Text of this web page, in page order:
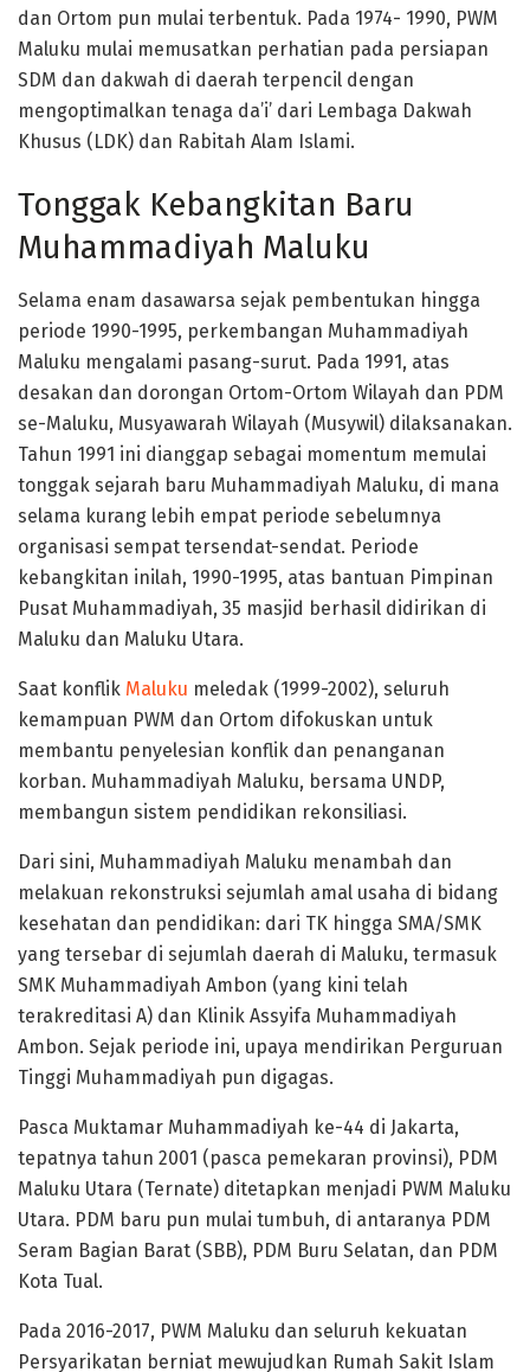
dan Ortom pun mulai terbentuk. Pada 1974- 1990, PWM
Maluku mulai memusatkan perhatian pada persiapan
SDM dan dakwah di daerah terpencil dengan
mengoptimalkan tenaga da’i’ dari Lembaga Dakwah
Khusus (LDK) dan Rabitah Alam Islami.
Tonggak Kebangkitan Baru
Muhammadiyah Maluku
Selama enam dasawarsa sejak pembentukan hingga
periode 1990-1995, perkembangan Muhammadiyah
Maluku mengalami pasang-surut. Pada 1991, atas
desakan dan dorongan Ortom-Ortom Wilayah dan PDM
se-Maluku, Musyawarah Wilayah (Musywil) dilaksanakan.
Tahun 1991 ini dianggap sebagai momentum memulai
tonggak sejarah baru Muhammadiyah Maluku, di mana
selama kurang lebih empat periode sebelumnya
organisasi sempat tersendat-sendat. Periode
kebangkitan inilah, 1990-1995, atas bantuan Pimpinan
Pusat Muhammadiyah, 35 masjid berhasil didirikan di
Maluku dan Maluku Utara.
Saat konflik Maluku meledak (1999-2002), seluruh
kemampuan PWM dan Ortom difokuskan untuk
membantu penyelesian konflik dan penanganan
korban. Muhammadiyah Maluku, bersama UNDP,
membangun sistem pendidikan rekonsiliasi.
Dari sini, Muhammadiyah Maluku menambah dan
melakuan rekonstruksi sejumlah amal usaha di bidang
kesehatan dan pendidikan: dari TK hingga SMA/SMK
yang tersebar di sejumlah daerah di Maluku, termasuk
SMK Muhammadiyah Ambon (yang kini telah
terakreditasi A) dan Klinik Assyifa Muhammadiyah
Ambon. Sejak periode ini, upaya mendirikan Perguruan
Tinggi Muhammadiyah pun digagas.
Pasca Muktamar Muhammadiyah ke-44 di Jakarta,
tepatnya tahun 2001 (pasca pemekaran provinsi), PDM
Maluku Utara (Ternate) ditetapkan menjadi PWM Maluku
Utara. PDM baru pun mulai tumbuh, di antaranya PDM
Seram Bagian Barat (SBB), PDM Buru Selatan, dan PDM
Kota Tual.
Pada 2016-2017, PWM Maluku dan seluruh kekuatan
Persyarikatan berniat mewujudkan Rumah Sakit Islam